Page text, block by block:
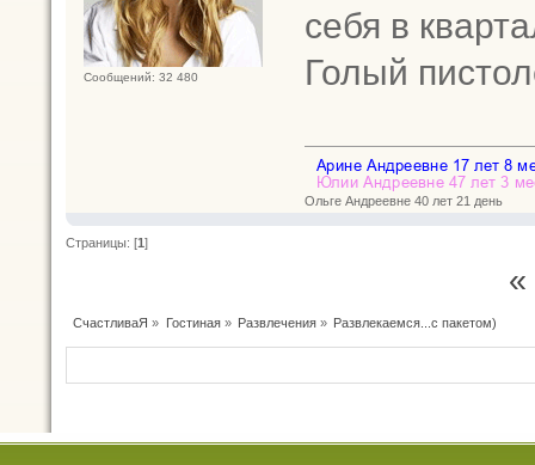
Сообщений: 32 480
себя в
Голый
Ольге Андреевне 40 лет 21 день
Страницы: [1]
СчастливаЯ » Гостиная» Развлечения» Развлекаемся...с пакетом)